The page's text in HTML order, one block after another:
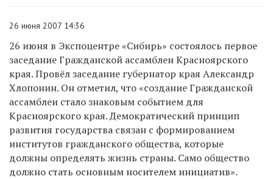
26 июня 2007 14:36
26 июня в Экспоцентре «Сибирь» состоялось первое
заседание Гражданской ассамблеи Красноярского
края. Провёл заседание губернатор края Александр
Хлопонин. Он отметил, что «создание Гражданской
ассамблеи стало знаковым событием для
Красноярского края. Демократический принцип
развития государства связан с формированием
институтов гражданского общества, которые
должны определять жизнь страны. Само общество
должно стать основным носителем инициатив».